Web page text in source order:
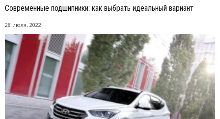
Современные подшипники: как выбрать идеальный вариант
28 июля, 2022